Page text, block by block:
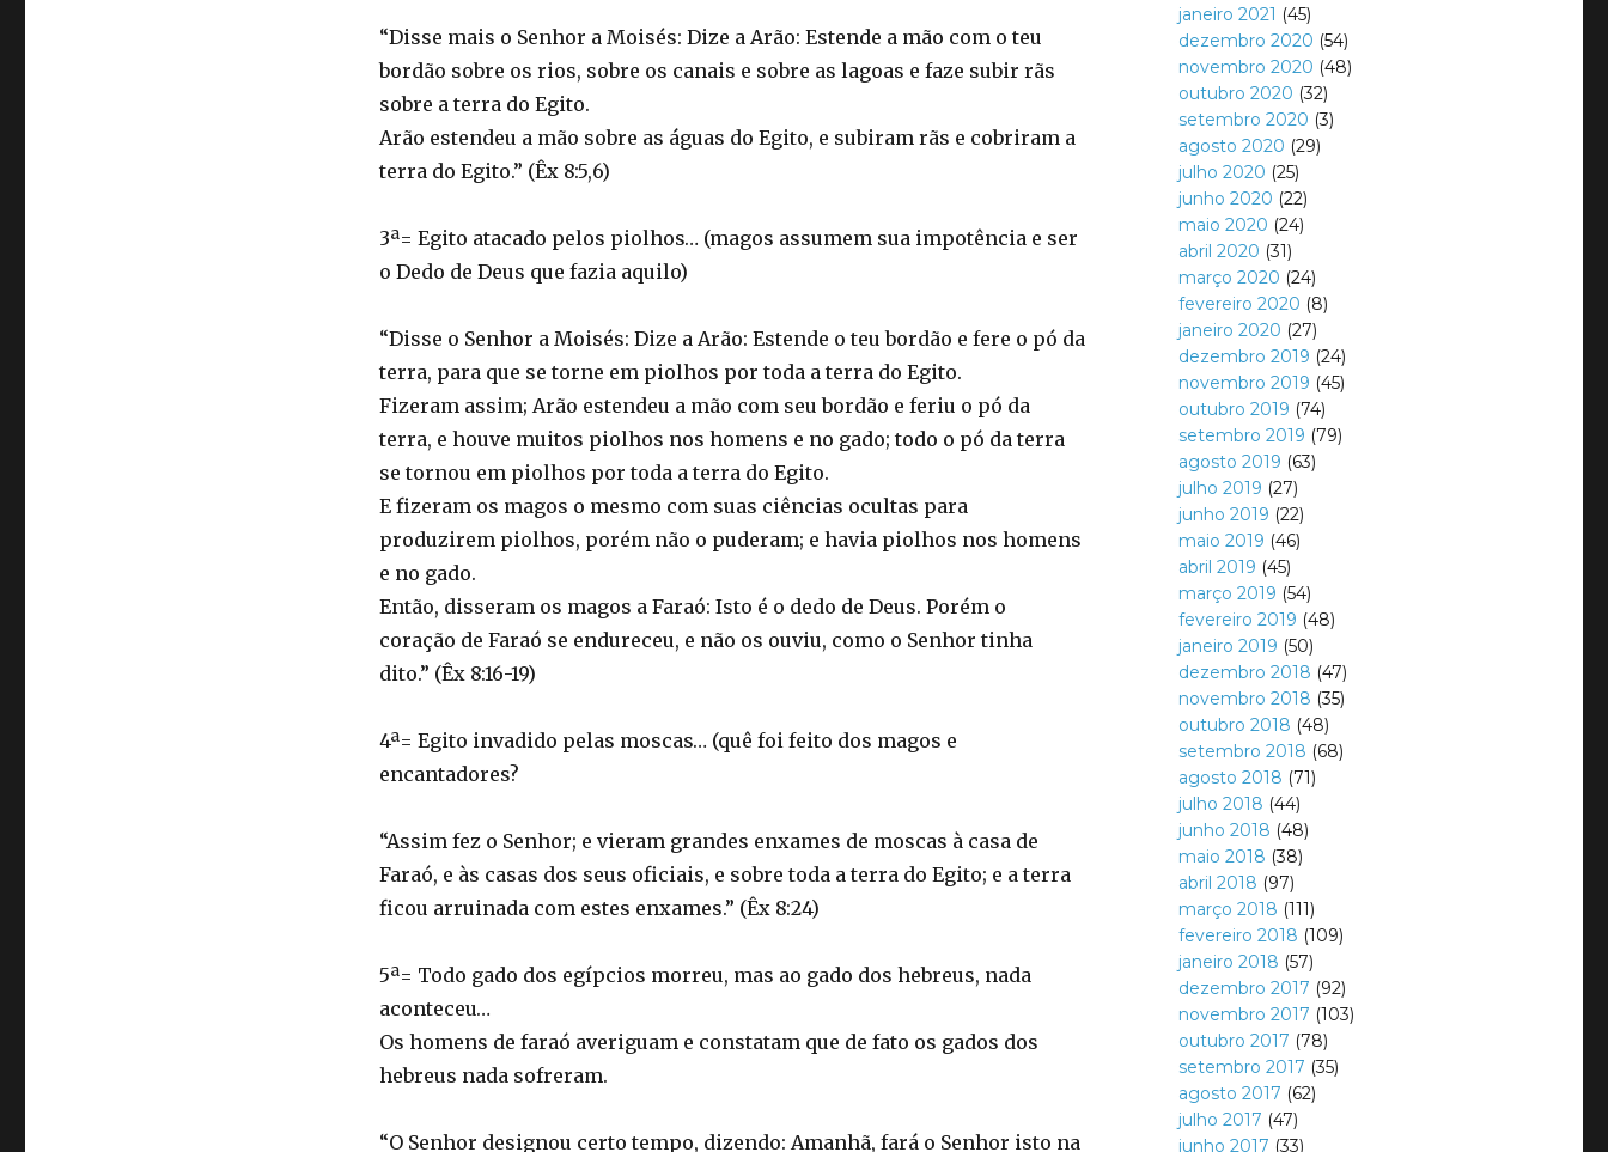
“Disse mais o Senhor a Moisés: Dize a Arão: Estende a mão com o teu
bordão sobre os rios, sobre os canais e sobre as lagoas e faze subir rãs
sobre a terra do Egito.
Arão estendeu a mão sobre as águas do Egito, e subiram rãs e cobriram a
terra do Egito.” (Êx 8:5,6)
3ª= Egito atacado pelos piolhos… (magos assumem sua impotência e ser
o Dedo de Deus que fazia aquilo)
“Disse o Senhor a Moisés: Dize a Arão: Estende o teu bordão e fere o pó da
terra, para que se torne em piolhos por toda a terra do Egito.
Fizeram assim; Arão estendeu a mão com seu bordão e feriu o pó da
terra, e houve muitos piolhos nos homens e no gado; todo o pó da terra
se tornou em piolhos por toda a terra do Egito.
E fizeram os magos o mesmo com suas ciências ocultas para
produzirem piolhos, porém não o puderam; e havia piolhos nos homens
e no gado.
Então, disseram os magos a Faraó: Isto é o dedo de Deus. Porém o
coração de Faraó se endureceu, e não os ouviu, como o Senhor tinha
dito.” (Êx 8:16-19)
4ª= Egito invadido pelas moscas… (quê foi feito dos magos e
encantadores?
“Assim fez o Senhor; e vieram grandes enxames de moscas à casa de
Faraó, e às casas dos seus oficiais, e sobre toda a terra do Egito; e a terra
ficou arruinada com estes enxames.” (Êx 8:24)
5ª= Todo gado dos egípcios morreu, mas ao gado dos hebreus, nada
aconteceu…
Os homens de faraó averiguam e constatam que de fato os gados dos
hebreus nada sofreram.
“O Senhor designou certo tempo, dizendo: Amanhã, fará o Senhor isto na
janeiro 2021 (45)
dezembro 2020 (54)
novembro 2020 (48)
outubro 2020 (32)
setembro 2020 (3)
agosto 2020 (29)
julho 2020 (25)
junho 2020 (22)
maio 2020 (24)
abril 2020 (31)
março 2020 (24)
fevereiro 2020 (8)
janeiro 2020 (27)
dezembro 2019 (24)
novembro 2019 (45)
outubro 2019 (74)
setembro 2019 (79)
agosto 2019 (63)
julho 2019 (27)
junho 2019 (22)
maio 2019 (46)
abril 2019 (45)
março 2019 (54)
fevereiro 2019 (48)
janeiro 2019 (50)
dezembro 2018 (47)
novembro 2018 (35)
outubro 2018 (48)
setembro 2018 (68)
agosto 2018 (71)
julho 2018 (44)
junho 2018 (48)
maio 2018 (38)
abril 2018 (97)
março 2018 (111)
fevereiro 2018 (109)
janeiro 2018 (57)
dezembro 2017 (92)
novembro 2017 (103)
outubro 2017 (78)
setembro 2017 (35)
agosto 2017 (62)
julho 2017 (47)
junho 2017 (33)